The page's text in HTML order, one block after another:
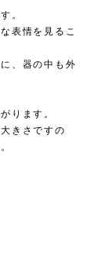
。
表情を見るこ
、器の中も外
ります。
きさですの